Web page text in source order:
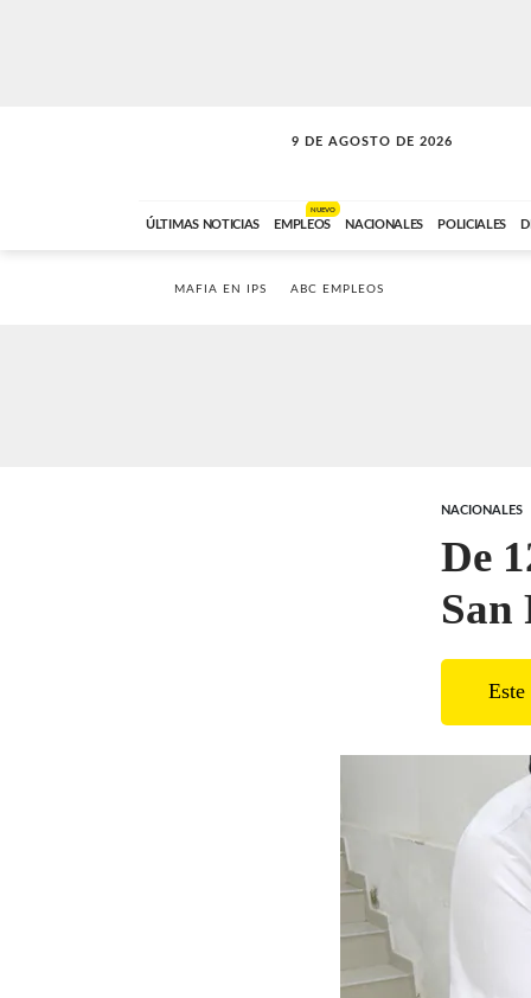
9 DE AGOSTO DE 2026
SOLO MÚSICA
ÚLTIMAS NOTICIAS EMPLEOS
NUEVO
NACIONALES POLICIALES
MAFIA EN IPS ABC EMPLEOS
NACIONALES
De
San